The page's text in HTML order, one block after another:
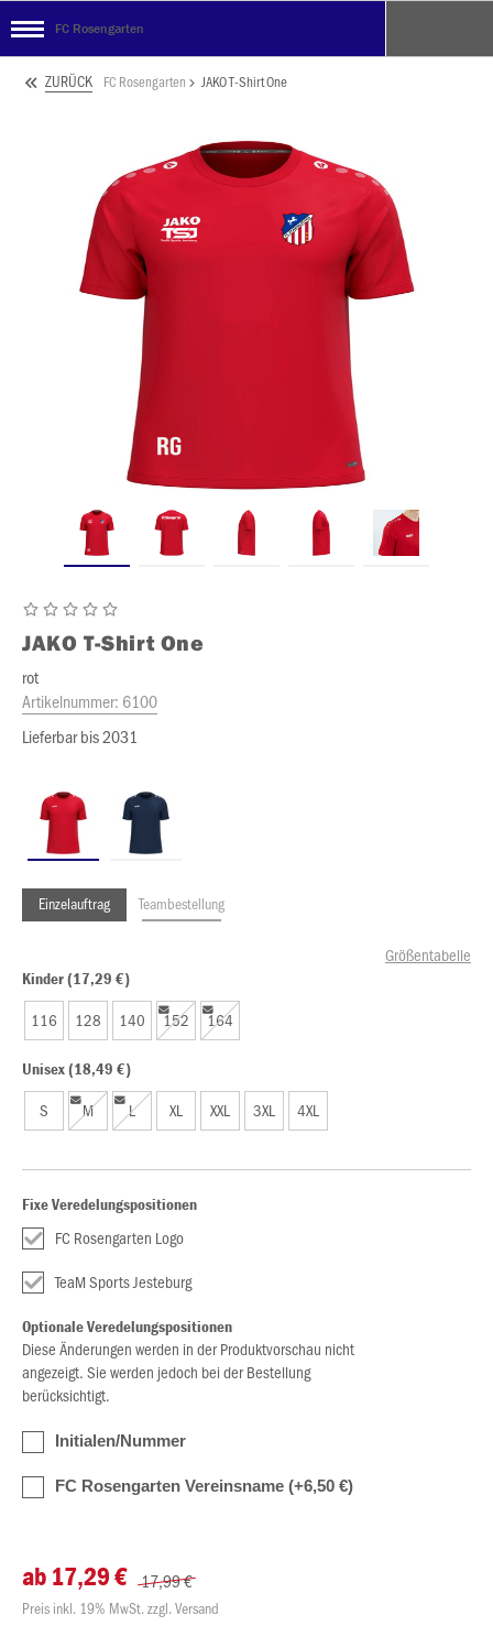
FC Rosengarten
ZURÜCK FC Rosengarten JAKO T-Shirt One
JAKO T-Shirt One
rot
Artikelnummer: 6100
Lieferbar bis 2031
Einzelauftrag Teambestellung
Größentabelle
Kinder (17,29 €)
116 128 140 152 164
Unisex (18,49 €)
S M L XL XXL 3XL 4XL
Fixe Veredelungspositionen
FC Rosengarten Logo
TeaM Sports Jesteburg
Optionale Veredelungspositionen
Diese Änderungen werden in der Produktvorschau nicht
angezeigt. Sie werden jedoch bei der Bestellung
berücksichtigt.
Initialen/Nummer
FC Rosengarten Vereinsname (+6,50 €)
ab 17,29 € 17,99 €
Preis inkl. 19% MwSt. zzgl. Versand